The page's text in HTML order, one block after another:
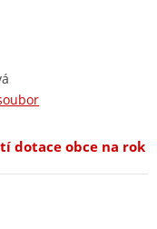
dotace obce na rok